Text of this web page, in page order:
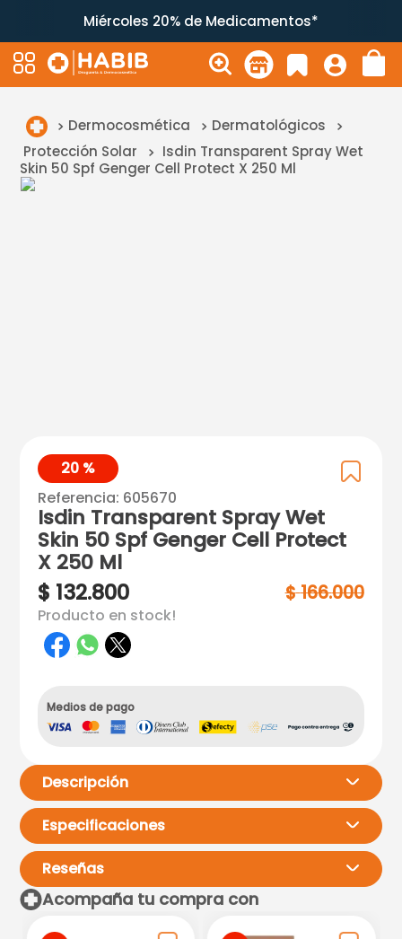
Miércoles 20% de Medicamentos*
Dermocosmética
Dermatológicos
Protección Solar
Isdin Transparent Spray Wet
Skin 50 Spf Genger Cell Protect X 250 Ml
20 %
Referencia: 605670
Isdin Transparent Spray Wet
Skin 50 Spf Genger Cell Protect
X 250 Ml
$ 132.800 $166.000
Producto en stock!
Medios de pago
Descripción
Especificaciones
Reseñas
Acompaña tu compra con